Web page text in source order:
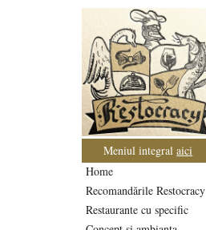
Meniul integralaici
Home
Recomandările Restocracy
Restaurante cu specific